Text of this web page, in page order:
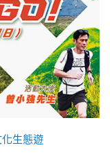
化生態遊